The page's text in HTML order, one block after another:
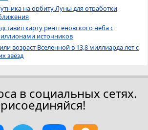
на орбиту Луны для отработки
карту рентгеновского неба с
источников
возраст Вселенной в 13,8 миллиарда лет с
звёзд
в социальных сетях.